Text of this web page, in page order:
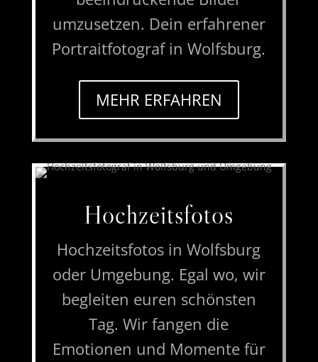
umzusetzen. Dein erfahrener
Portraitfotograf in Wolfsburg.
MEHR ERFAHREN
Hochzeitsfotos
Hochzeitsfotos in Wolfsburg
oder Umgebung. Egal wo, wir
begleiten euren schönsten
Tag. Wir fangen die
Emotionen und Momente für